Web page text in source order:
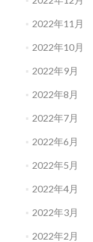
2022年11月
2022年10月
2022年9月
2022年8月
2022年7月
2022年6月
2022年5月
2022年4月
2022年3月
2022年2月